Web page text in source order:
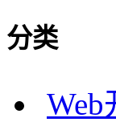
分类
Web